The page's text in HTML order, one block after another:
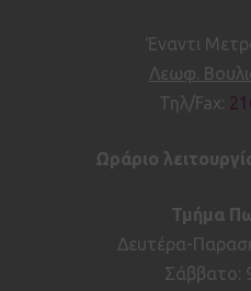
Έναντι
Λεωφ.
Τηλ/Fax:
Ωράριο
Τμήμα
Δευτέρα-
Σάββατο: